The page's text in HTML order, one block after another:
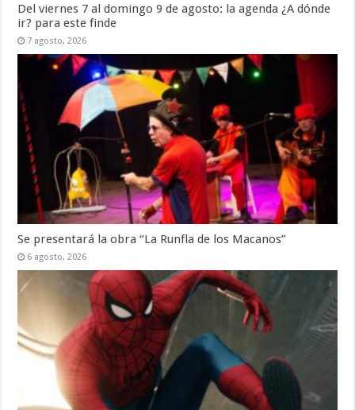
Del viernes 7 al domingo 9 de agosto: la agenda ¿A dónde
ir? para este finde
7 agosto, 2026
Se presentará la obra “La Runfla de los Macanos”
6 agosto, 2026